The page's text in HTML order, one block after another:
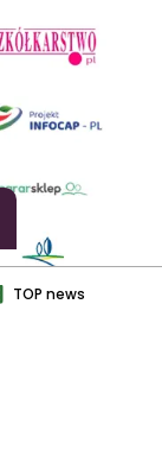
TOP news